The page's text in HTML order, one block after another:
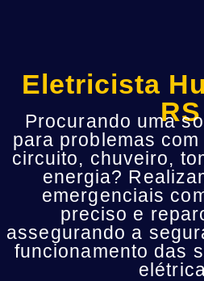
Eletricista
RS
Procurando uma
para problemas
circuito, chuveiro,
energia?
emergenciais
preciso e
assegurando a
funcionamento das